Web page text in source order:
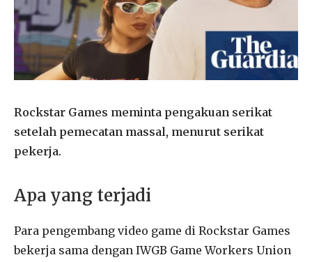
Rockstar Games meminta pengakuan serikat
setelah pemecatan massal, menurut serikat
pekerja.
Apa yang terjadi
Para pengembang video game di Rockstar Games
bekerja sama dengan IWGB Game Workers Union